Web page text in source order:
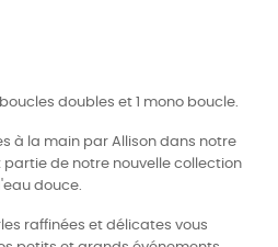
doubles et 1 mono boucle.
à la main par Allison dans notre
partie de notre nouvelle collection
douce.
raffinées et délicates vous